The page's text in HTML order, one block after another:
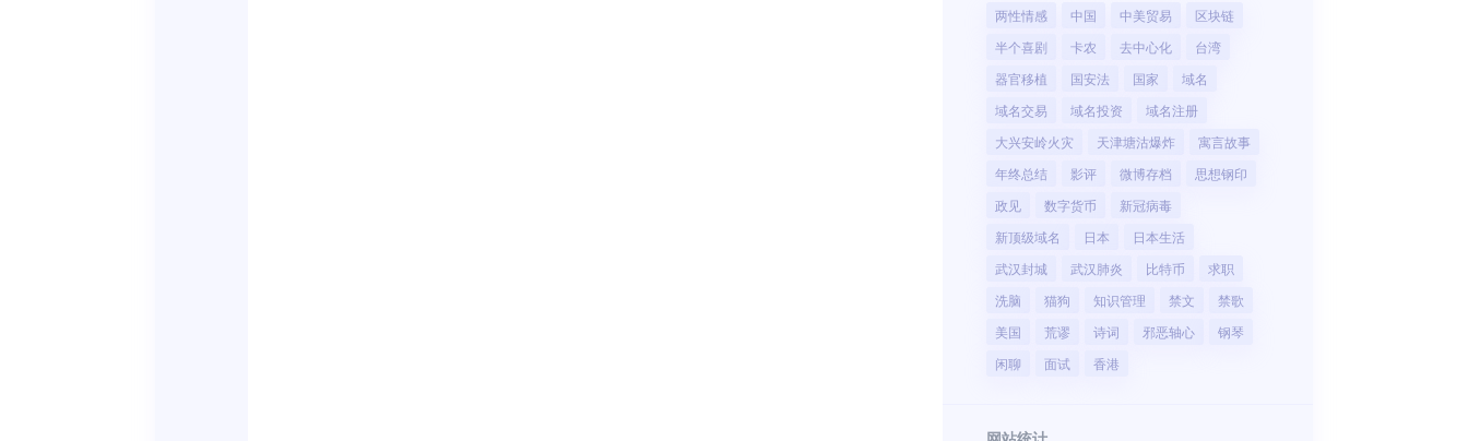
两性情感 中国 中美贸易
区块链
半个喜剧
卡农 去中心化
台湾
器官移植
国安法 国家
域名
域名交易
域名投资
域名注册
大兴安岭火灾
天津塘沽爆炸
寓言故事
年终总结
影评 微博存档
思想钢印
政见
数字货币
新冠病毒
新顶级域名
日本
日本生活
武汉封城
武汉肺炎 比特币
求职
洗脑
猫狗 知识管理 禁文
禁歌
美国
荒谬 诗词 邪恶轴心
钢琴
闲聊
面试 香港